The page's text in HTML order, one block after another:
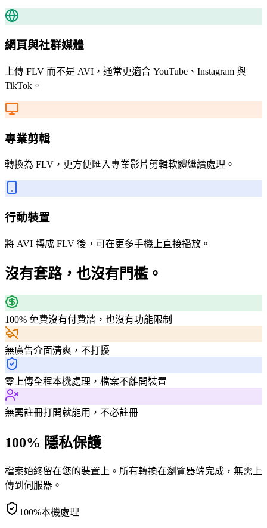
網頁與社群媒體
上傳 FLV 而不是 AVI，通常更適合 YouTube、Instagram 與
TikTok。
專業剪輯
轉換為 FLV，更方便匯入專業影片剪輯軟體繼續處理。
行動裝置
將 AVI 轉成 FLV 後，可在更多手機上直接播放。
沒有套路，也沒有門檻。
100% 免費沒有付費牆，也沒有功能限制
無廣告介面清爽，不打擾
零上傳全程本機處理，檔案不離開裝置
無需註冊打開就能用，不必註冊
100% 隱私保護
檔案始終留在您的裝置上。所有轉換在瀏覽器端完成，無需上
傳到伺服器。
100%本機處理